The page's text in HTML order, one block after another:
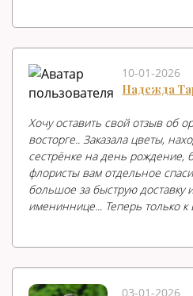
10-01-2026
Надежда
Хочу оставить свой отзыв об
восторге.. Заказала цветы,
сестрёнке на день рождение,
флористы вам отдельное
большое за быструю
имениннице... Теперь только к
03-01-2026